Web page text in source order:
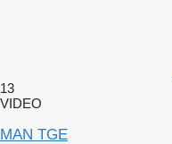
13
VIDEO
MAN TGE